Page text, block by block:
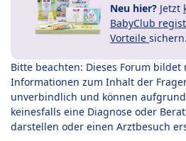
Neu hier? Jetzt
BabyClub
Vorteile sichern.
Bitte beachten: Dieses Forum
Informationen zum Inhalt der
unverbindlich und können
keinesfalls eine Diagnose oder
darstellen oder einen Arztbesuch